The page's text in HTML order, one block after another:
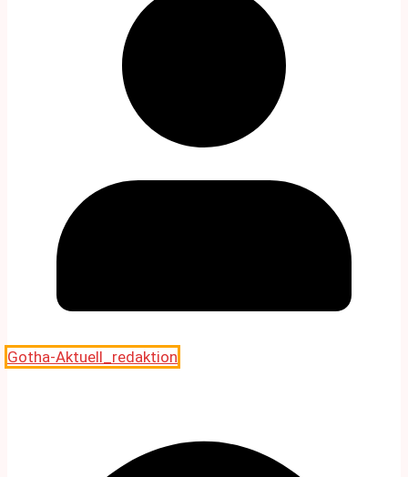
Gotha-Aktuell_redaktion